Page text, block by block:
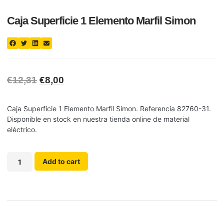
Caja Superficie 1 Elemento Marfil Simon
€12,31 €8,00
Caja Superficie 1 Elemento Marfil Simon. Referencia 82760-31.
Disponible en stock en nuestra tienda online de material
eléctrico.
Add to cart